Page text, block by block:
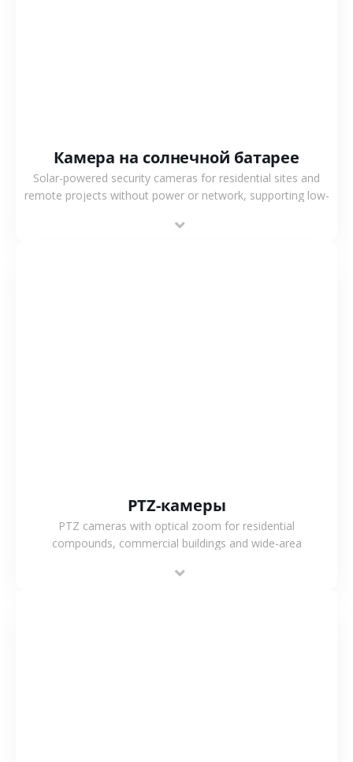
Камера на солнечной батарее
Solar-powered security cameras for residential sites and
remote projects without power or network, supporting low-
monitoring.
PTZ-камеры
PTZ cameras with optical zoom for residential
compounds, commercial buildings and wide-area
flexible coverage.